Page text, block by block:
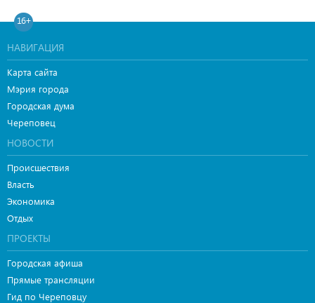
16+
НАВИГАЦИЯ
Карта сайта
Мэрия города
Городская дума
Череповец
НОВОСТИ
Происшествия
Власть
Экономика
Отдых
ПРОЕКТЫ
Городская афиша
Прямые трансляции
Гид по Череповцу